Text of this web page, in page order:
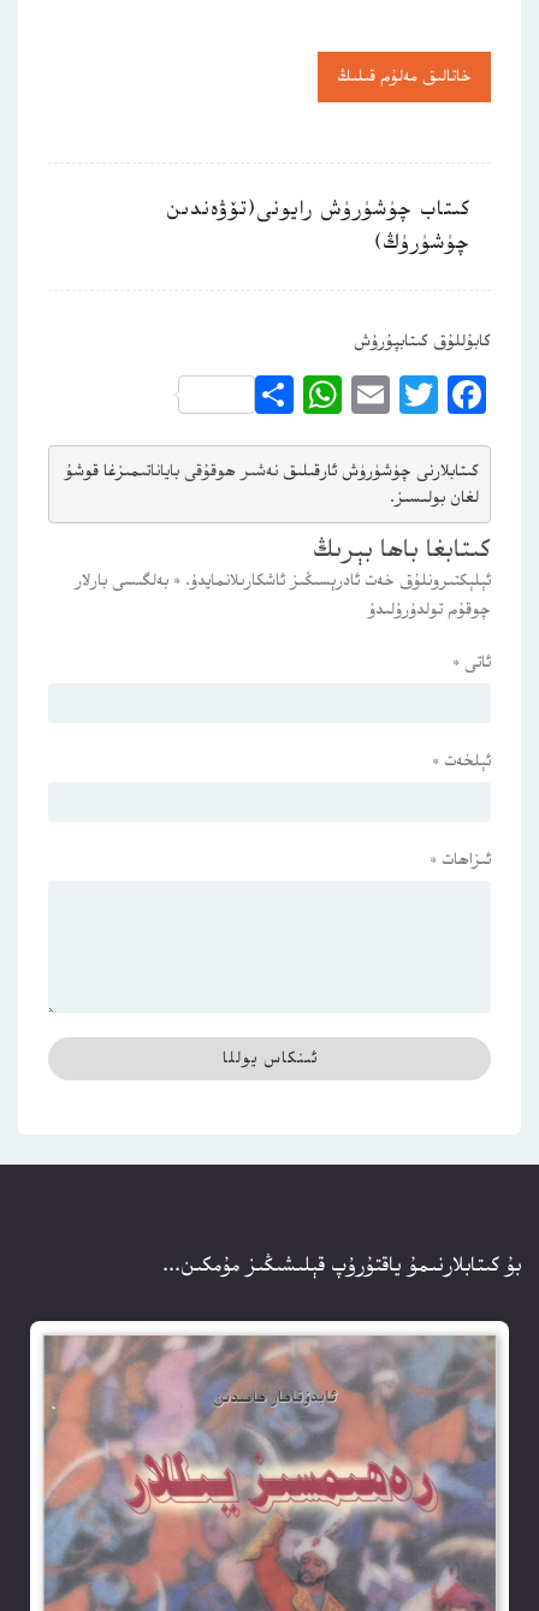
خاتالىق مەلۇم قىلىڭ
كىتاب چۈشۈرۈش رايونى(تۆۋەندىن
چۈشۈرۈڭ)
كابۇللۇق كىتابپۇرۇش
Facebook
Twitter
Email
WhatsApp
Share
كىتابلارنى چۈشۈرۈش ئارقىلىق نەشىر ھوقۇقى باياناتىمىزغا قوشۇ
لغان بولىسىز.
كىتابغا باھا بېرىڭ
ئېلېكتىرونلۇق خەت ئادرېسىڭىز ئاشكارىلانمايدۇ. * بەلگىسى بارلار
چوقۇم تولدۇرۇلىدۇ
ئاتى *
ئېلخەت *
ئىزاھات *
بۇ كىتابلارنىمۇ ياقتۇرۇپ قېلىشىڭىز مۇمكىن...